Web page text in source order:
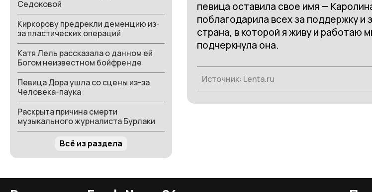
Седоковой
Киркорову предрекли деменцию из-
за пластических операций
Катя Лель рассказала о данном ей
Богом неизвестном бойфренде
Певица Дора ушла со сцены из-за
Человека-паука
Раскрыта причина смерти
музыкального журналиста Бурлаки
Всё из раздела
певица оставила свое имя —
поблагодарила всех за поддержку и
страна, в которой я живу и работаю
подчеркнула она.
Источник: Lenta.ru